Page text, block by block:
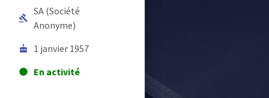
gavel
SA (Société
Anonyme)
cake 1 janvier 1957
lens En activité